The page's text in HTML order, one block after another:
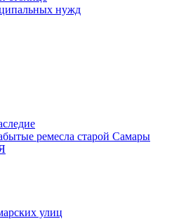
нужд
ремесла старой Самары
улиц